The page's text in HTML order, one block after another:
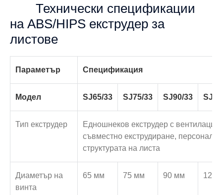
Технически спецификации
на ABS/HIPS екструдер за
листове
Параметър Спецификация
Модел SJ65/33 SJ75/33 SJ90/33
Тип екструдер
Едношнеков екструдер с
съвместно екструдиране,
структурата на листа
Диаметър на
винта
65 мм 75 мм 90 мм 120